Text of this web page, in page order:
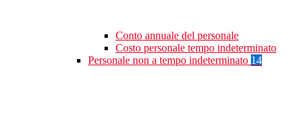
Conto annuale del personale
Costo personale tempo indeterminato
Personale non a tempo indeterminato 14